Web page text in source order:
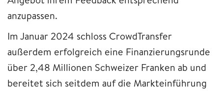
anzupassen.
Im Januar 2024 schloss CrowdTransfer
außerdem erfolgreich eine Finanzierungsrunde
über 2,48 Millionen Schweizer Franken ab und
bereitet sich seitdem auf die Markteinführung